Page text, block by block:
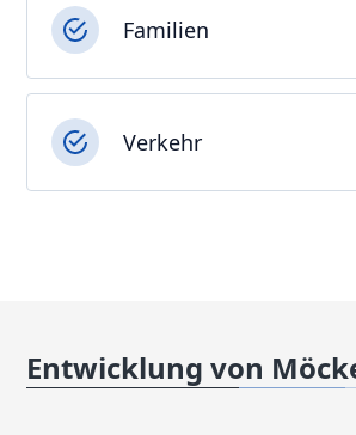
Familien
Verkehr
Entwicklung von